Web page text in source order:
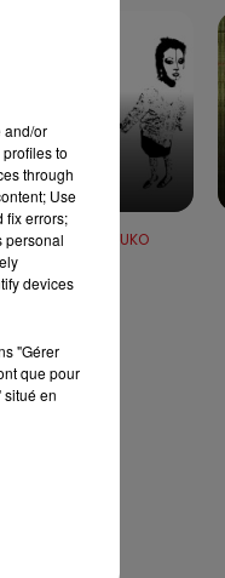
12h00 - 13h00
RDL & VOUS
RITA MITSOUKO
and/or
to
through
Use
fix errors;
personal
devices
"Gérer
que pour
situé en